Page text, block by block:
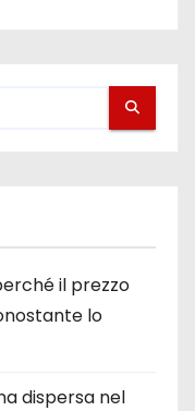
il prezzo
lo
dispersa nel